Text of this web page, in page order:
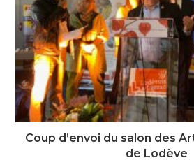
Coup d’envoi du salon des
de Lodève